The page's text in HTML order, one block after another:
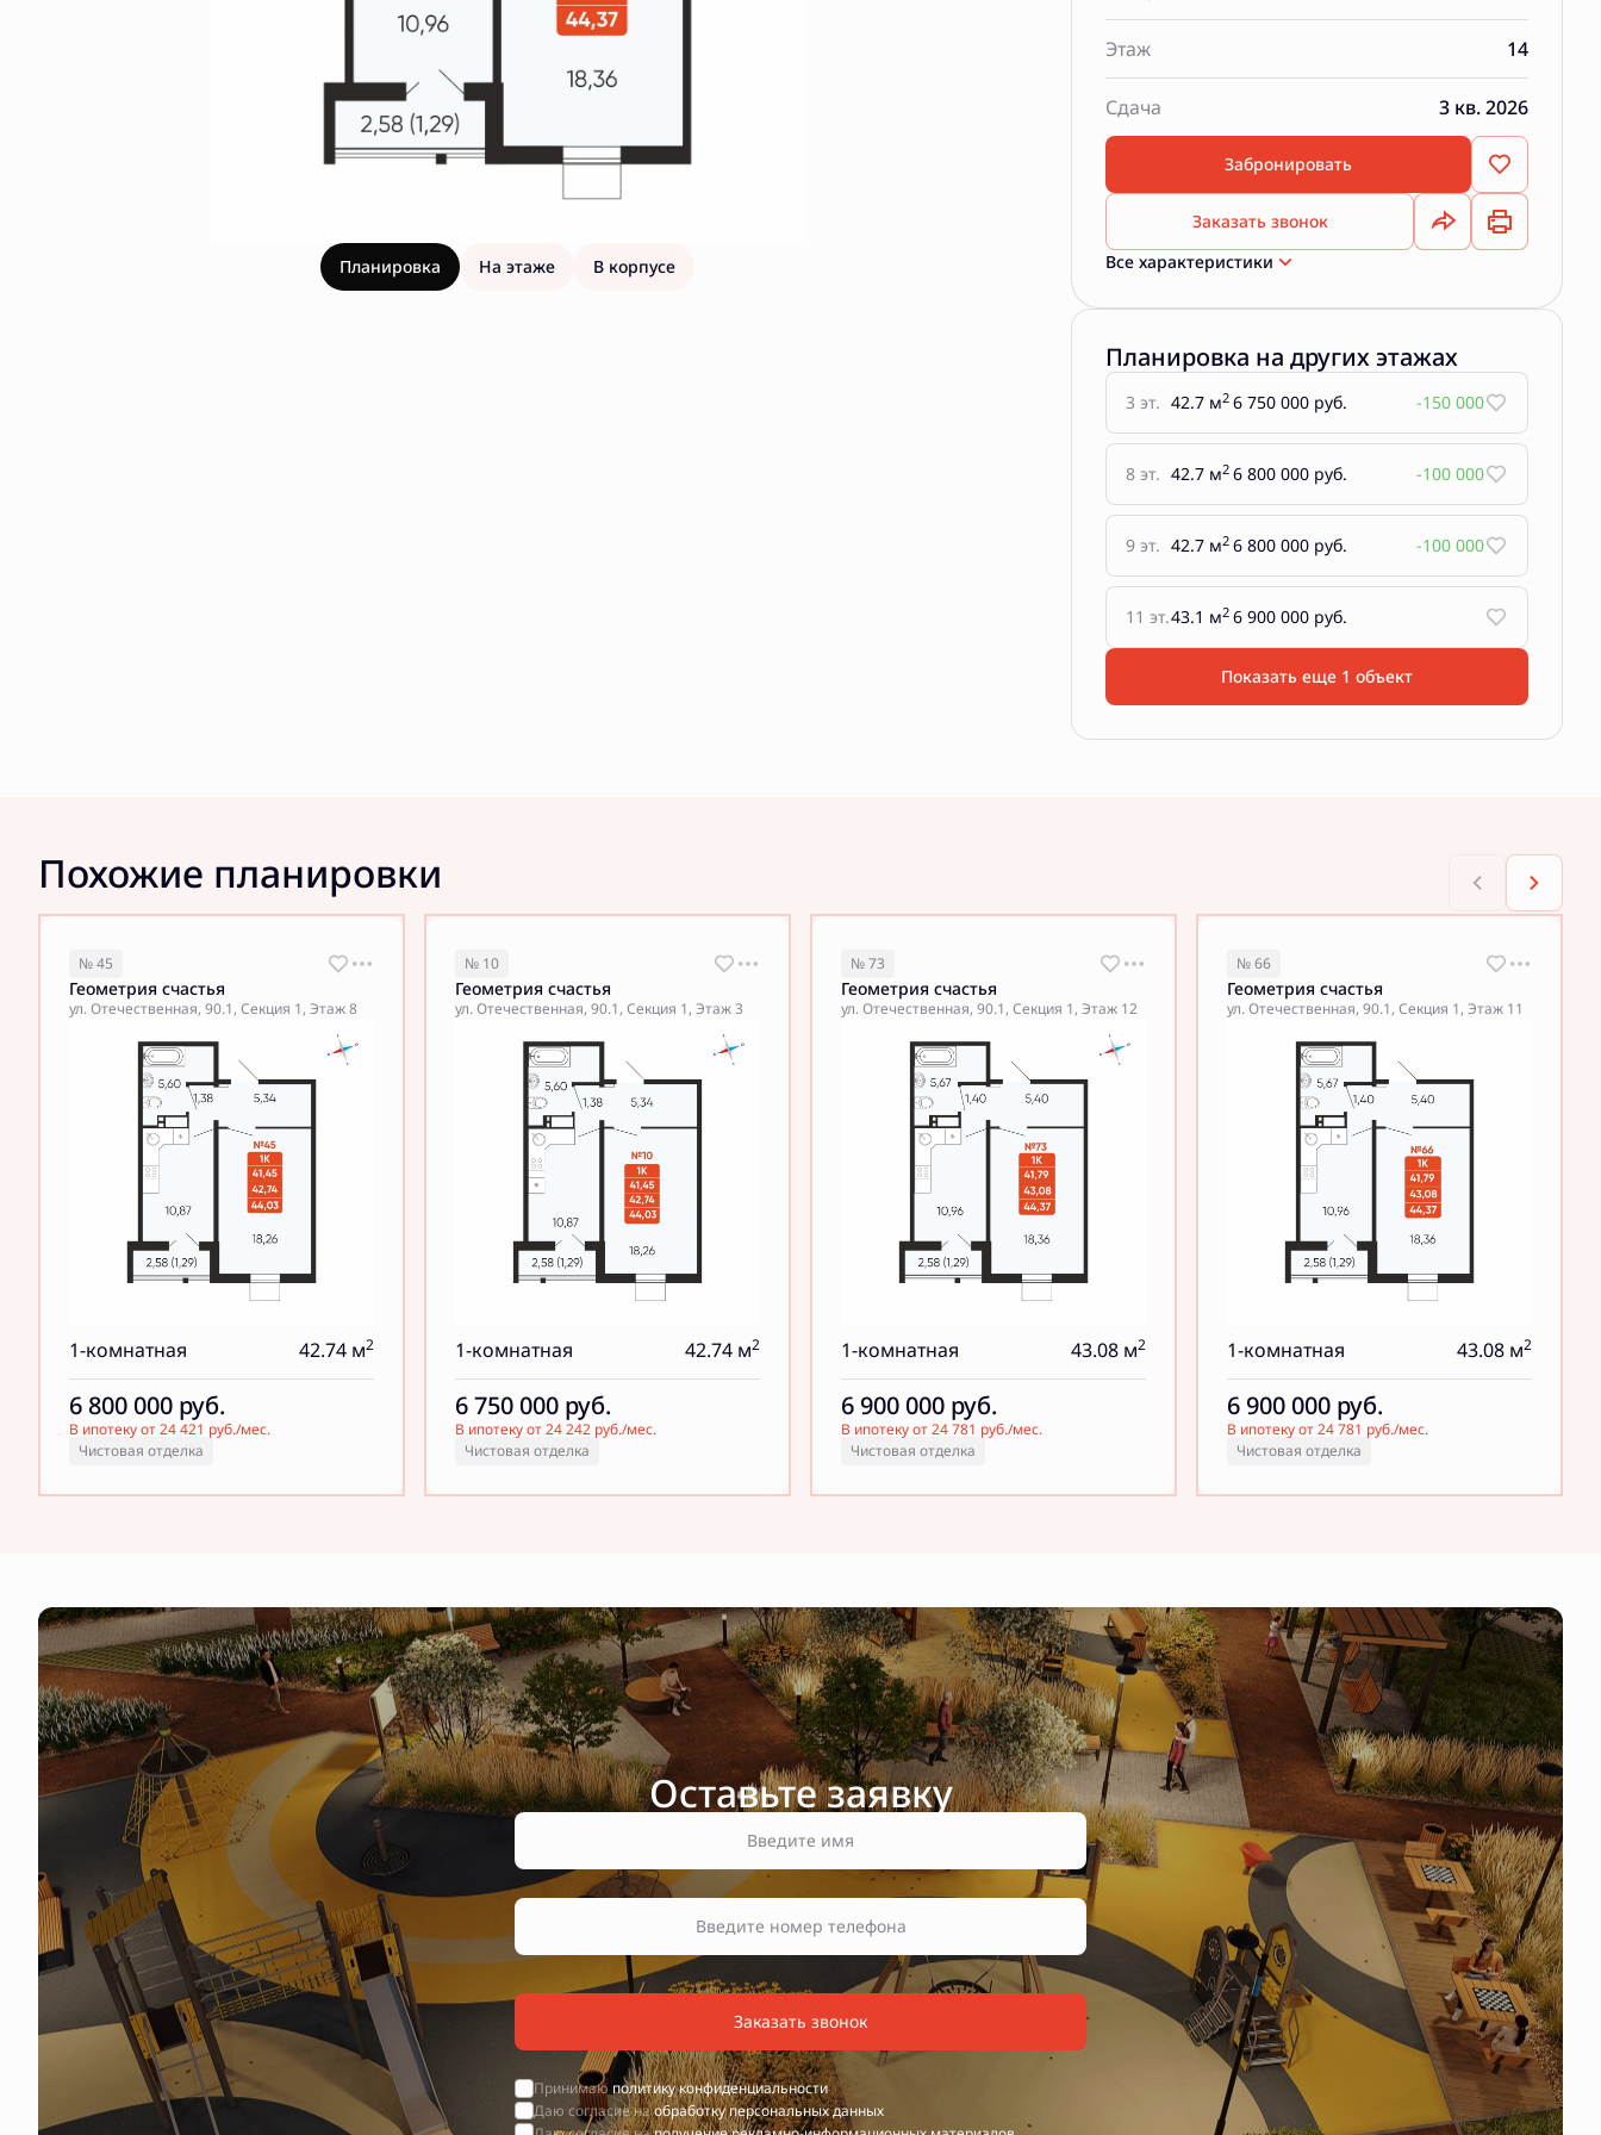
Планировка На этаже В корпусе
Этаж 14
Сдача 3 кв. 2026
Забронировать
Заказать звонок
Все характеристики
Планировка на других этажах
3 эт. 42.7 м2 6 750 000 руб. -150 000
8 эт. 42.7 м2 6 800 000 руб. -100 000
9 эт. 42.7 м2 6 800 000 руб. -100 000
11 эт.43.1 м2 6 900 000 руб.
Показать еще 1 объект
Похожие планировки
№ 45
Геометрия счастья
ул. Отечественная, 90.1, Секция 1, Этаж 8
1-комнатная 42.74 м2
6 800 000 руб.
В ипотеку от 24 421 руб./мес.
Чистовая отделка
№ 10
Геометрия счастья
ул. Отечественная, 90.1, Секция 1, Этаж 3
1-комнатная 42.74 м2
6 750 000 руб.
В ипотеку от 24 242 руб./мес.
Чистовая отделка
№ 73
Геометрия счастья
ул. Отечественная, 90.1, Секция 1, Этаж 12
1-комнатная 43.08 м2
6 900 000 руб.
В ипотеку от 24 781 руб./мес.
Чистовая отделка
№ 66
Геометрия счастья
ул. Отечественная, 90.1, Секция 1, Этаж 11
1-комнатная 43.08 м2
6 900 000 руб.
В ипотеку от 24 781 руб./мес.
Чистовая отделка
Оставьте заявку
Заказать звонок
Принимаю политику конфиденциальности
Даю согласие наобработку персональных данных